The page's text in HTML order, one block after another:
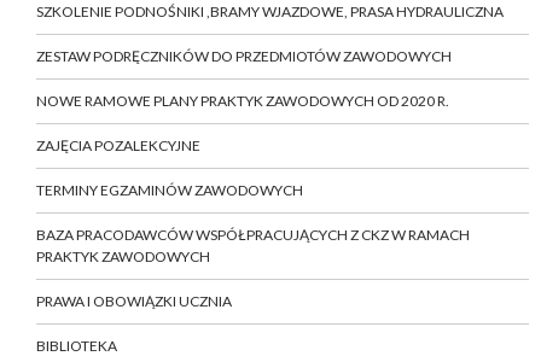
SZKOLENIE PODNOŚNIKI ,BRAMY WJAZDOWE, PRASA HYDRAULICZNA
ZESTAW PODRĘCZNIKÓW DO PRZEDMIOTÓW ZAWODOWYCH
NOWE RAMOWE PLANY PRAKTYK ZAWODOWYCH OD 2020 R.
ZAJĘCIA POZALEKCYJNE
TERMINY EGZAMINÓW ZAWODOWYCH
BAZA PRACODAWCÓW WSPÓŁPRACUJĄCYCH Z CKZ W RAMACH
PRAKTYK ZAWODOWYCH
PRAWA I OBOWIĄZKI UCZNIA
BIBLIOTEKA